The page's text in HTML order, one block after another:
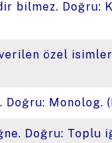
bilmez. Doğru:
özel
Monolog.
Doğru: Toplu